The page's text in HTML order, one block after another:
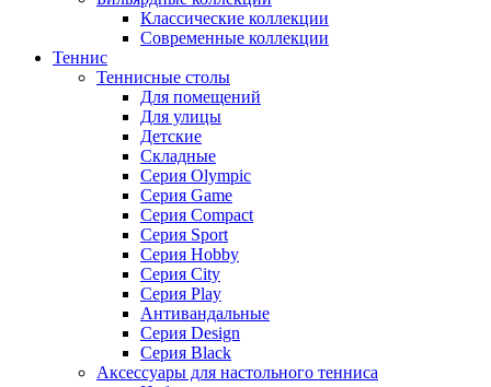
Классические коллекции
Современные коллекции
Теннис
Теннисные столы
Для помещений
Для улицы
Детские
Складные
Серия Olympic
Серия Game
Серия Compact
Серия Sport
Серия Hobby
Серия City
Серия Play
Антивандальные
Серия Design
Серия Black
Аксессуары для настольного тенниса